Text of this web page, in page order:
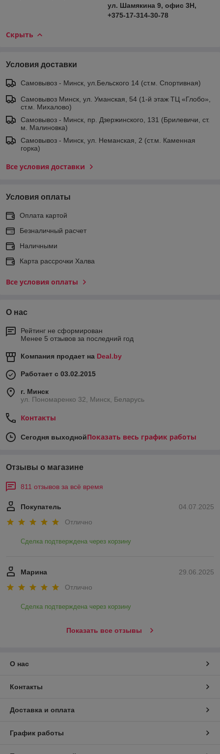
ул. Шамякина 9, офис 3Н,
+375-17-314-30-78
Скрыть
Условия доставки
Самовывоз - Минск, ул.Бельского 14 (ст.м. Спортивная)
Самовывоз Минск, ул. Уманская, 54 (1-й этаж ТЦ «Глобо»,
ст.м. Михалово)
Самовывоз - Минск, пр. Дзержинского, 131 (Брилевичи, ст.
м. Малиновка)
Самовывоз - Минск, ул. Неманская, 2 (ст.м. Каменная
горка)
Все условия доставки
Условия оплаты
Оплата картой
Безналичный расчет
Наличными
Карта рассрочки Халва
Все условия оплаты
О нас
Рейтинг не сформирован
Менее 5 отзывов за последний год
Компания продает на Deal.by
Работает с 03.02.2015
г. Минск
ул. Пономаренко 32, Минск, Беларусь
Контакты
Сегодня выходнойПоказать весь график работы
Отзывы о магазине
811 отзывов за всё время
04.07.2025
Покупатель
Отлично
Сделка подтверждена через корзину
29.06.2025
Марина
Отлично
Сделка подтверждена через корзину
Показать все отзывы
О нас
Контакты
Доставка и оплата
График работы